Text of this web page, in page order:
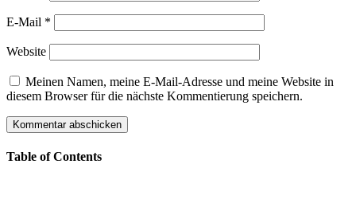
E-Mail *
Website
Meinen Namen, meine E-Mail-Adresse und meine Website in
diesem Browser für die nächste Kommentierung speichern.
Table of Contents